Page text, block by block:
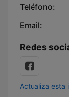
Teléfono:
Email:
Redes
Actualiza esta